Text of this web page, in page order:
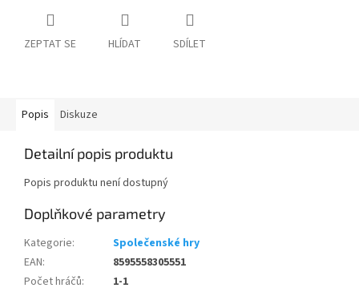
ZEPTAT SE HLÍDAT SDÍLET
Popis Diskuze
Detailní popis produktu
Popis produktu není dostupný
Doplňkové parametry
Kategorie:
Společenské hry
EAN:
8595558305551
Počet hráčů:
1-1